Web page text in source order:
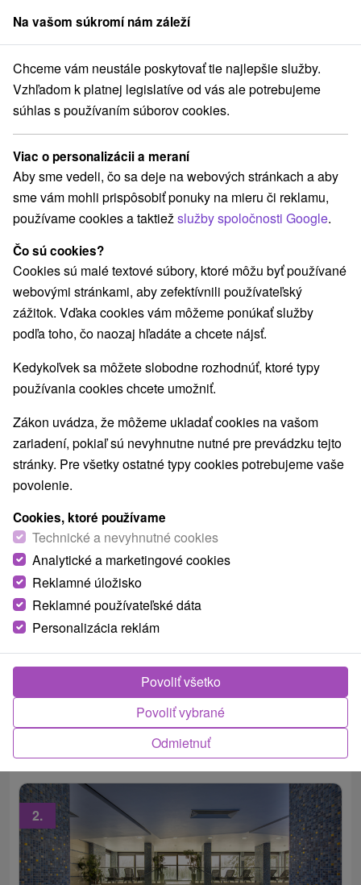
člen skupinySorger
Pobyty na Slovensku Wellness pobyty Chopok
Wellness pobyty na Chopku
Kategórie
Všetky kategórie
Pobyty so zľavou(15)
Wellness pobyty(18) Víkendové pobyty(22)
Romantické pobyty
Rodinné pobyty(21)
Vyberte lokalitu alebo termín
Najpredávanejšie
1.
Dovolenka v Nízkych Tatrách: Horský oddych
a moderné wellness centrum s fínskou a
parnou saunou
Demänová
Raňajky, Polpenzia
Horúce sauny dopĺňa relaxačný bazénik, perličkový
kúpeľ, eukalyptová inhalácia a až 20 % zľava na
privátnu wellness zónu.
2.
Na vašom súkromí nám záleží
Chceme vám neustále poskytovať tie najlepšie služby.
Vzhľadom k platnej legislatíve od vás ale potrebujeme
súhlas s používaním súborov cookies.
Viac o personalizácii a meraní
Aby sme vedeli, čo sa deje na webových stránkach a aby
sme vám mohli prispôsobiť ponuky na mieru či reklamu,
používame cookies a taktiežslužby spoločnosti Google.
Čo sú cookies?
Cookies sú malé textové súbory, ktoré môžu byť používané
webovými stránkami, aby zefektívnili používateľský
zážitok. Vďaka cookies vám môžeme ponúkať služby
podľa toho, čo naozaj hľadáte a chcete nájsť.
Kedykoľvek sa môžete slobodne rozhodnúť, ktoré typy
používania cookies chcete umožniť.
Zákon uvádza, že môžeme ukladať cookies na vašom
zariadení, pokiaľ sú nevyhnutne nutné pre prevádzku tejto
stránky. Pre všetky ostatné typy cookies potrebujeme vaše
povolenie.
Cookies, ktoré používame
Technické a nevyhnutné cookies
Analytické a marketingové cookies
Reklamné úložisko
Reklamné používateľské dáta
Personalizácia reklám
Odmietnuť
Povoliť vybrané
Povoliť všetko